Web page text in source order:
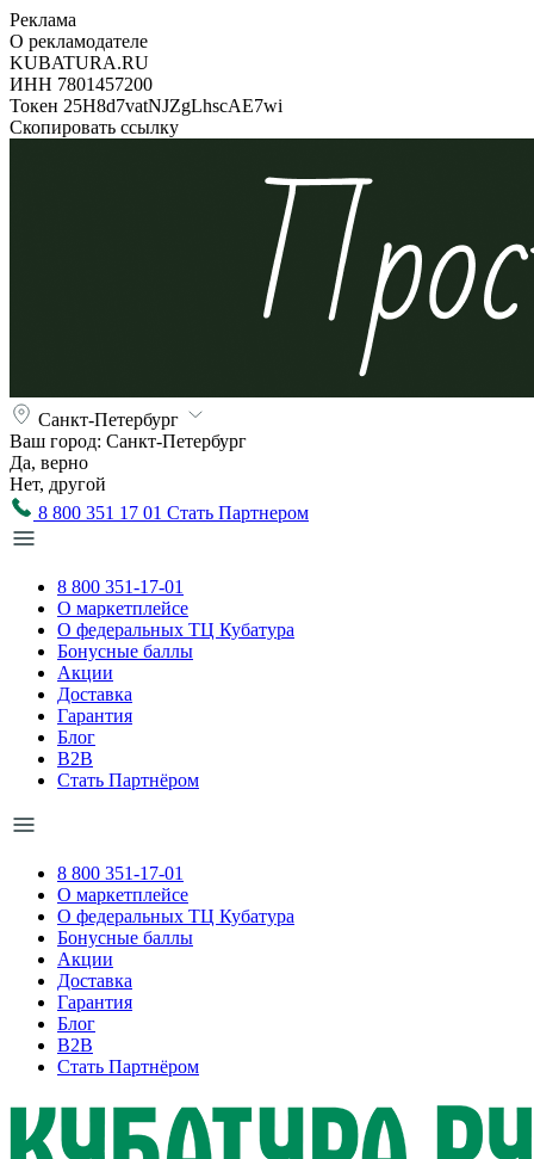
Реклама
О рекламодателе
KUBATURA.RU
ИНН 7801457200
Токен 25H8d7vatNJZgLhscAE7wi
Скопировать ссылку
Санкт-Петербург
Ваш город: Санкт-Петербург
Да, верно
Нет, другой
8 800 351 17 01 Стать Партнером
8 800 351-17-01
О маркетплейсе
О федеральных ТЦ Кубатура
Бонусные баллы
Акции
Доставка
Гарантия
Блог
B2B
Стать Партнёром
8 800 351-17-01
О маркетплейсе
О федеральных ТЦ Кубатура
Бонусные баллы
Акции
Доставка
Гарантия
Блог
B2B
Стать Партнёром